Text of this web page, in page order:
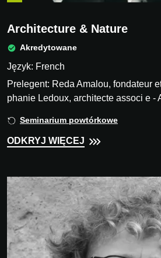
Architecture & Nature
Akredytowane
Język: French
Prelegent: Reda Amalou, fondateur
phanie Ledoux, architecte associ e -
Seminarium powtórkowe
ODKRYJ WIĘCEJ